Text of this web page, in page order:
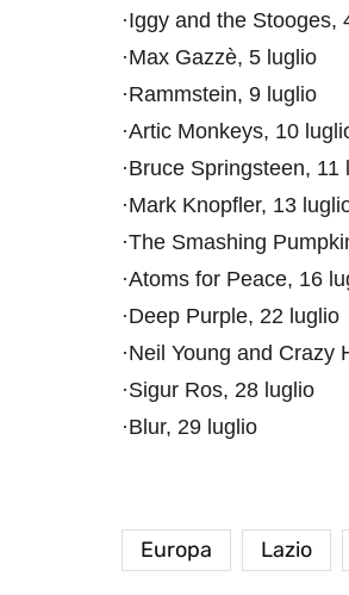
·Iggy and the Stooges,
·Max Gazzè, 5 luglio
·Rammstein, 9 luglio
·Artic Monkeys, 10
·Bruce Springsteen, 11
·Mark Knopfler, 13
·The Smashing
·Atoms for Peace, 16
·Deep Purple, 22 luglio
·Neil Young and Crazy
·Sigur Ros, 28 luglio
·Blur, 29 luglio
Europa Lazio